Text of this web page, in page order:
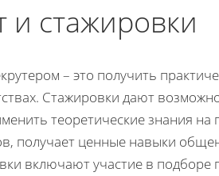
и стажировки
– это получить
Стажировки дают
теоретические знания на
получает ценные навыки
включают участие в подборе